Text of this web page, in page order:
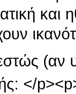
και
(αν
</